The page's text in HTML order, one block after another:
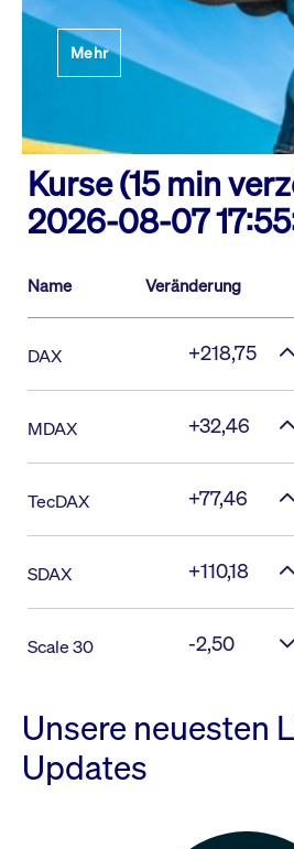
Mehr
Kurse (15 min
2026-08-07
Name Veränderung
DAX +218,75
MDAX +32,46
TecDAX +77,46
SDAX +110,18
Scale 30 -2,50
Unsere neuesten
Updates